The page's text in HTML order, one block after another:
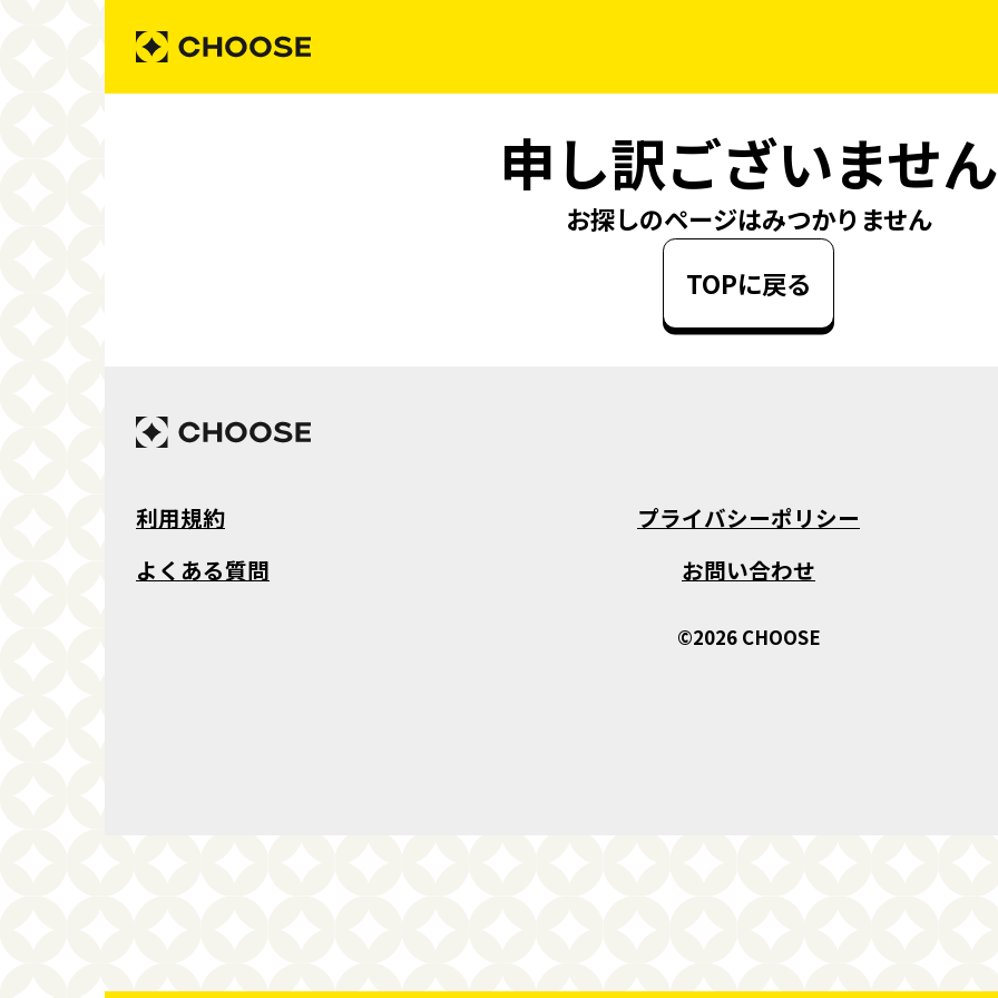
申し訳ございません
お探しのページはみつかりません
TOPに戻る
利用規約
プライバシーポリシー
よくある質問
お問い合わせ
©2026 CHOOSE